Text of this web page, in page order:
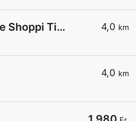
4,0 km
Ruedi Rüssel Tankstelle Shoppi Tivoli
4,0 km